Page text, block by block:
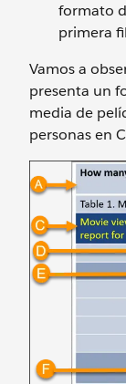
formato
primera
Vamos a
presenta un
media de
personas en